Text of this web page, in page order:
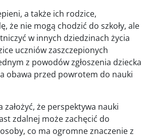
a także ich rodzice,
że nie mogą chodzić do szkoły, ale
w innych dziedzinach życia
uczniów zaszczepionych
z powodów zgłoszenia dziecka
obawa przed powrotem do nauki
że perspektywa nauki
zdalnej może zachęcić do
co ma ogromne znaczenie z